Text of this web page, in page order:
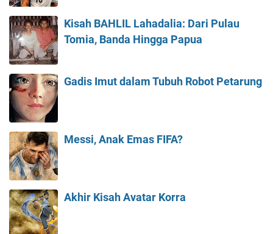
Kisah BAHLIL Lahadalia: Dari Pulau
Tomia, Banda Hingga Papua
Gadis Imut dalam Tubuh Robot Petarung
Messi, Anak Emas FIFA?
Akhir Kisah Avatar Korra